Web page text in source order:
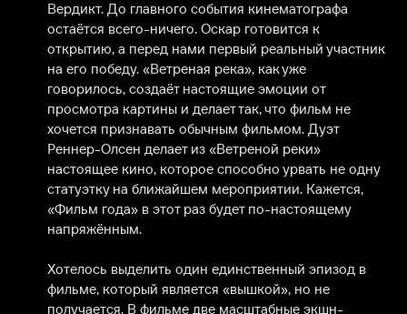
Вердикт. До главного события кинематографа
остаётся всего-ничего. Оскар готовится к
открытию, а перед нами первый реальный участник
на его победу. «Ветреная река», как уже
говорилось, создаёт настоящие эмоции от
просмотра картины и делает так, что фильм не
хочется признавать обычным фильмом. Дуэт
Реннер-Олсен делает из «Ветреной реки»
настоящее кино, которое способно урвать не одну
статуэтку на ближайшем мероприятии. Кажется,
«Фильм года» в этот раз будет по-настоящему
напряжённым.
Хотелось выделить один единственный эпизод в
фильме, который является «вышкой», но не
получается. В фильме две масштабные экшн-